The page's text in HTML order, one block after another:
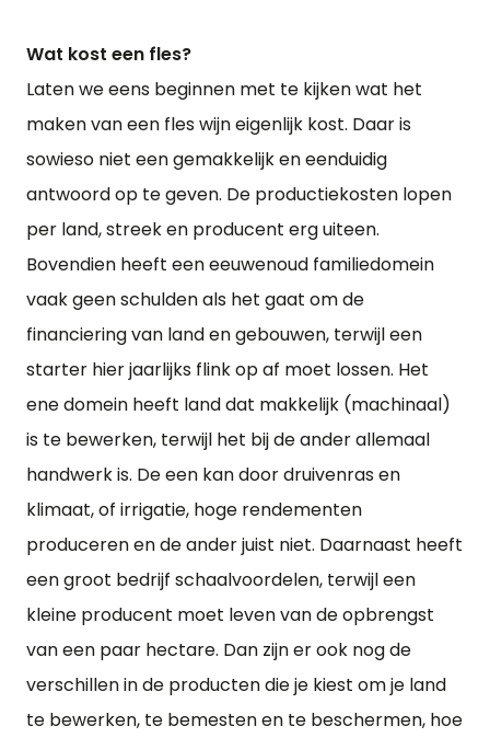
Wat kost een fles?
Laten we eens beginnen met te kijken wat het
maken van een fles wijn eigenlijk kost. Daar is
sowieso niet een gemakkelijk en eenduidig
antwoord op te geven. De productiekosten lopen
per land, streek en producent erg uiteen.
Bovendien heeft een eeuwenoud familiedomein
vaak geen schulden als het gaat om de
financiering van land en gebouwen, terwijl een
starter hier jaarlijks flink op af moet lossen. Het
ene domein heeft land dat makkelijk (machinaal)
is te bewerken, terwijl het bij de ander allemaal
handwerk is. De een kan door druivenras en
klimaat, of irrigatie, hoge rendementen
produceren en de ander juist niet. Daarnaast heeft
een groot bedrijf schaalvoordelen, terwijl een
kleine producent moet leven van de opbrengst
van een paar hectare. Dan zijn er ook nog de
verschillen in de producten die je kiest om je land
te bewerken, te bemesten en te beschermen, hoe